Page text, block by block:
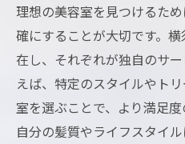
理想の美容室を見つけるた
確にすることが大切です。
在し、それぞれが独自のサ
えば、特定のスタイルやト
室を選ぶことで、より満足度
自分の髪質やライフスタイ